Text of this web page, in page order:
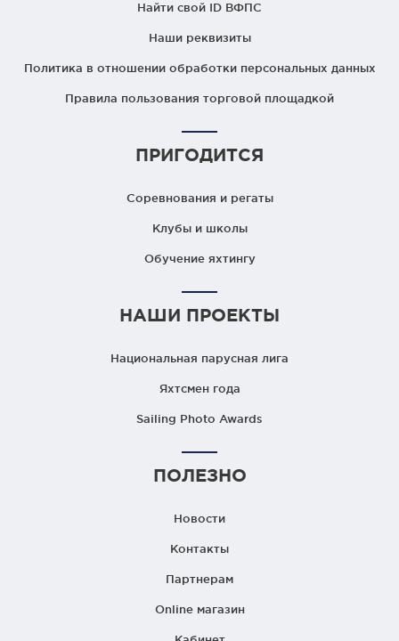
Найти свой ID ВФПС
Наши реквизиты
Политика в отношении обработки персональных данных
Правила пользования торговой площадкой
ПРИГОДИТСЯ
Соревнования и регаты
Клубы и школы
Обучение яхтингу
НАШИ ПРОЕКТЫ
Национальная парусная лига
Яхтсмен года
Sailing Photo Awards
ПОЛЕЗНО
Новости
Контакты
Партнерам
Online магазин